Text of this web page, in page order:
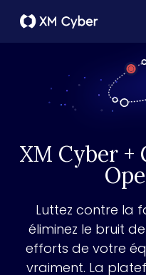
XM Cyber +
Luttez contre la
éliminez le bruit
efforts de votre
vraiment. La